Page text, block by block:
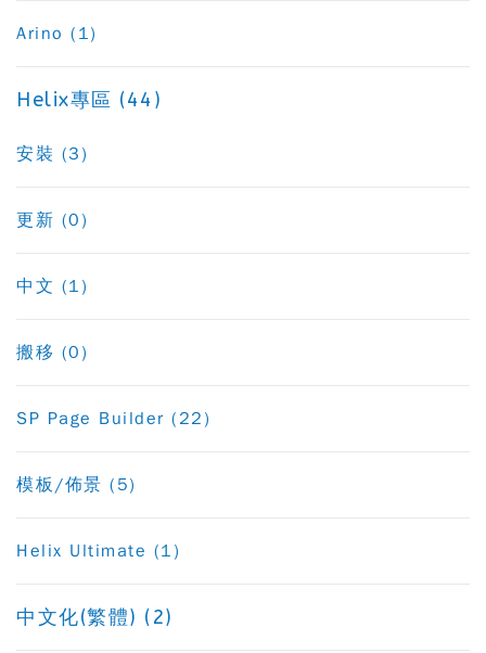
Arino (1)
Helix專區 (44)
安裝 (3)
更新 (0)
中文 (1)
搬移 (0)
SP Page Builder (22)
模板/佈景 (5)
Helix Ultimate (1)
中文化(繁體) (2)